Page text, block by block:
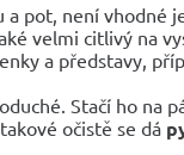
pot, není vhodné
velmi citlivý na
a představy,
Stačí ho na
očistě se dá